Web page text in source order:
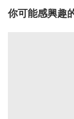
你可能感興趣